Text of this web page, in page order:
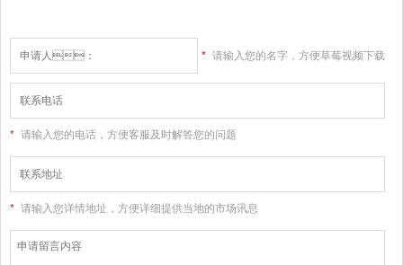
* 请输入您的名字，方便草莓视频下载
* 请输入您的电话，方便客服及时解答您的问题
* 请输入您详情地址，方便详细提供当地的市场讯息